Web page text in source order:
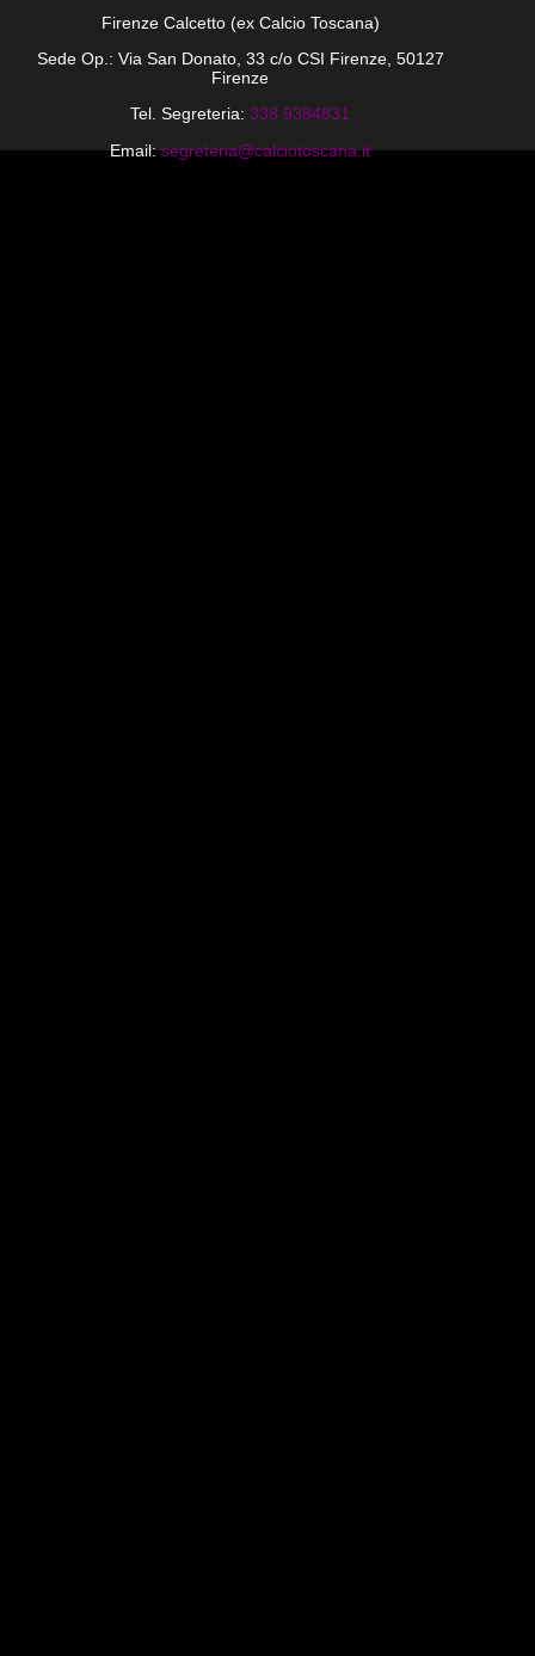
Firenze Calcetto (ex Calcio Toscana)
Sede Op.: Via San Donato, 33 c/o CSI Firenze, 50127
Firenze
Tel. Segreteria: 338 9384831
Email: segreteria@calciotoscana.it